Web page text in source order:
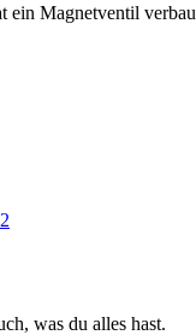
ein Magnetventil
was du alles hast.